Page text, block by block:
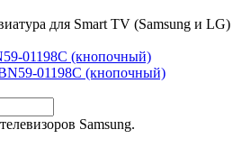
для Smart TV (Samsung и LG)
01198C (кнопочный)
Samsung.